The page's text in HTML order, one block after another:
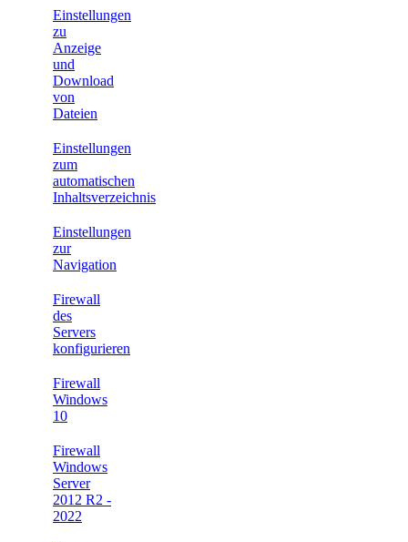
Einstellungen
zu
Anzeige
und
Download
von
Dateien
Einstellungen
zum
automatischen
Inhaltsverzeichnis
Einstellungen
zur
Navigation
Firewall
des
Servers
konfigurieren
Firewall
Windows
10
Firewall
Windows
Server
2012 R2 -
2022